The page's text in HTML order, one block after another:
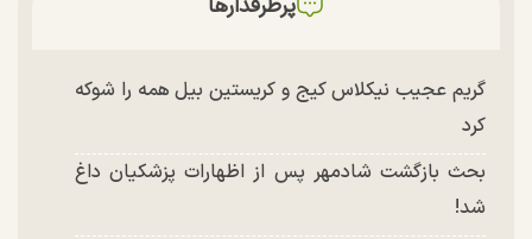
پرطرفدارها
گریم عجیب نیکلاس کیج و کریستین بیل همه را شوکه
کرد
بحث بازگشت شادمهر پس از اظهارات پزشکیان داغ
شد!